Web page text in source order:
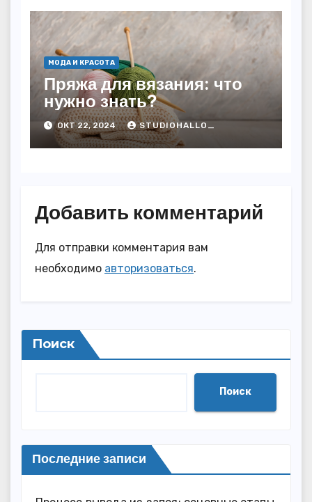
МОДА И КРАСОТА
Пряжа для вязания: что
нужно знать?
ОКТ 22, 2024 STUDIOHALLO_
Добавить комментарий
Для отправки комментария вам
необходимо авторизоваться.
Поиск
Поиск
Последние записи